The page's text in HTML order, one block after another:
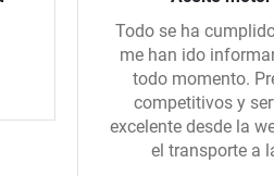
Todo se ha
me han ido
todo momento.
competitivos y
excelente desde la
el transporte a